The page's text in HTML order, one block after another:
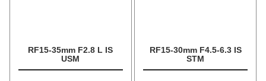
RF15-35mm F2.8 L IS
USM
RF15-30mm F4.5-6.3 IS
STM